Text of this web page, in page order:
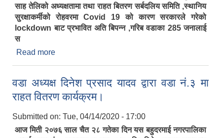
साह तेलिको अध्यक्षतामा तथा राहत बितरण सर्बदलिय समिति ,स्थानिय
सुरक्षाकर्मीको रोहवरमा Covid 19 को कारण सरकारले गरेको
lockdown बाट प्रभावित अति बिपन्न ,गरिब वडाका 285 जनालाई
स
Read more
अनुसार राहत सामग्री बितरण।
वडा अध्यक्ष दिनेश प्रसाद यादव द्वारा वडा नं.३ मा
राहत वितरण कार्यक्रम।
Submitted on: Tue, 04/14/2020 - 17:00
आज मिती २०७६ साल चैत २८ गतेका दिन यस बहुदरमाई नगरपालिका